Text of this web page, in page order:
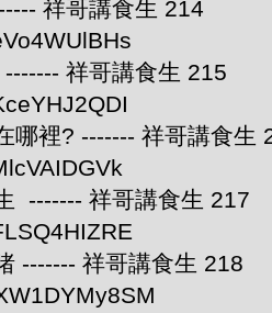
祥哥講食生 214
祥哥講食生 215
哪裡? ------- 祥哥講食生
------- 祥哥講食生 217
------- 祥哥講食生 218